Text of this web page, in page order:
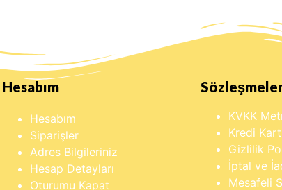
Hesabım
Hesabım
Siparişler
Adres Bilgileriniz
Hesap Detayları
Oturumu Kapat
KVKK
Kredi
Gizlilik
İptal ve
Mesafeli